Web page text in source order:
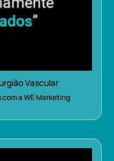
Vascular
a WE Marketing